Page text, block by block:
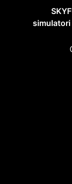
simulatori